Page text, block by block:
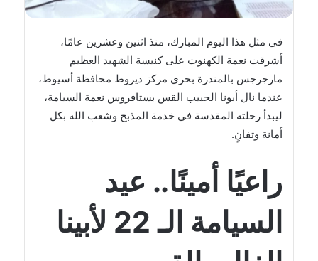
في مثل هذا اليوم المبارك، منذ اثنين وعشرين عامًا،
أشرقت نعمة الكهنوت على كنيسة الشهيد العظيم
مارجرجس بالمندرة بحري مركز ديروط محافظة أسيوط،
عندما نال أبونا الحبيب القس بستافروس نعمة السيامة،
ليبدأ رحلته المقدسة في خدمة المذبح وشعب الله بكل
أمانة وتفانٍ.
راعيًا أمينًا.. عيد
السيامة الـ 22 لأبينا